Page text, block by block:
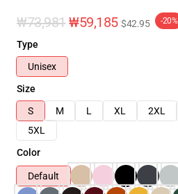
₩73,981 ₩59,185 $42.95 -20%
Type
Unisex
Size
S
M L XL 2XL
5XL
Color
Default